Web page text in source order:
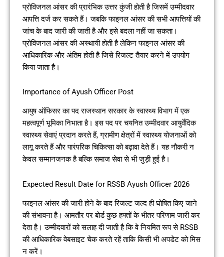
प्रोविजनल आंसर की प्रारंभिक उत्तर कुंजी होती है जिसमें उम्मीदवार
आपत्ति दर्ज कर सकते हैं। जबकि फाइनल आंसर की सभी आपत्तियों की
जांच के बाद जारी की जाती है और इसे बदला नहीं जा सकता।
प्रोविजनल आंसर की अस्थायी होती है लेकिन फाइनल आंसर की
आधिकारिक और अंतिम होती है जिसे रिजल्ट तैयार करने में उपयोग
किया जाता है।
Importance of Ayush Officer Post
आयुष ऑफिसर का पद राजस्थान सरकार के स्वास्थ्य विभाग में एक
महत्वपूर्ण भूमिका निभाता है। इस पद पर चयनित उम्मीदवार आयुर्वेदिक
स्वास्थ्य सेवाएं प्रदान करते हैं, ग्रामीण क्षेत्रों में स्वास्थ्य योजनाओं को
लागू करते हैं और पारंपरिक चिकित्सा को बढ़ावा देते हैं। यह नौकरी न
केवल सम्मानजनक है बल्कि समाज सेवा से भी जुड़ी हुई है।
Expected Result Date for RSSB Ayush Officer 2026
फाइनल आंसर की जारी होने के बाद रिजल्ट जल्द ही घोषित किए जाने
की संभावना है। आमतौर पर बोर्ड कुछ हफ्तों के भीतर परिणाम जारी कर
देता है। उम्मीदवारों को सलाह दी जाती है कि वे नियमित रूप से RSSB
की आधिकारिक वेबसाइट चेक करते रहें ताकि किसी भी अपडेट को मिस
न करें।